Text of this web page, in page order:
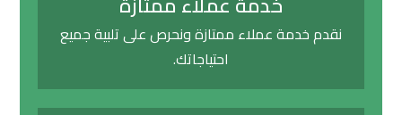
نقدم خدمة عملاء ممتازة ونحرص على تلبية جميع
احتياجاتك.